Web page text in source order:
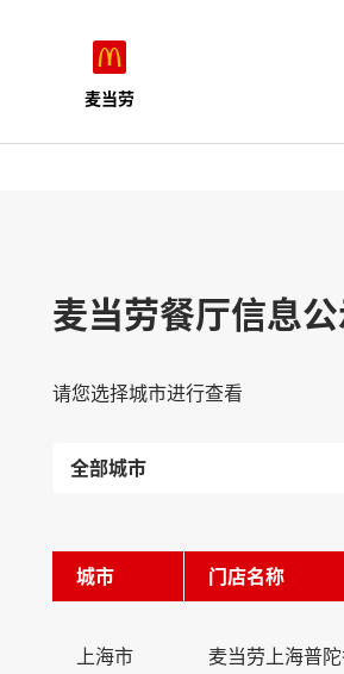
麦当劳
麦当劳餐厅信息
请您选择城市进行查看
城市 门店名称
上海市 麦当劳上海普